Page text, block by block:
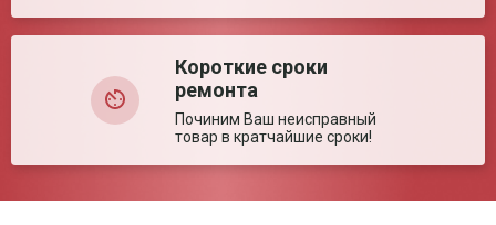
Недостатки:
Комментарий:
Короткие сроки
ремонта
Починим Ваш неисправный
товар в кратчайшие сроки!